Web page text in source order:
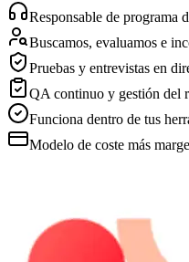
Responsable de programa
Buscamos, evaluamos e
Pruebas y entrevistas en
QA continuo y gestión del
Funciona dentro de tus
Modelo de coste más